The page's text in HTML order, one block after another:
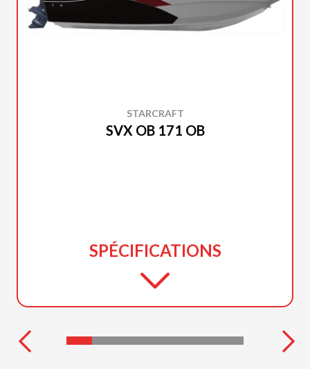
STARCRAFT
SVX OB 171 OB
SPÉCIFICATIONS